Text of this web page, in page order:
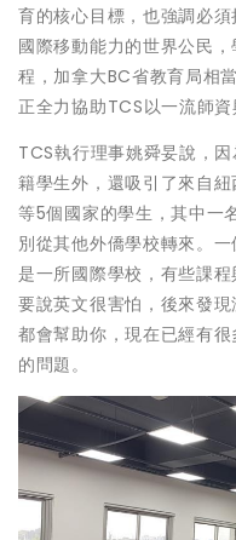
育的核心目標，也強調必
國際移動能力的世界公民
程，加拿大BC省教育局相
正全力協助TCS以一流師資
TCS執行理事姚舜妟說，
籍學生外，還吸引了來自
等5個國家的學生，其中一
別從其他外僑學校轉來。
是一所國際學校，有些課
要說英文很害怕，後來發
都會幫助你，現在已經有
的問題。